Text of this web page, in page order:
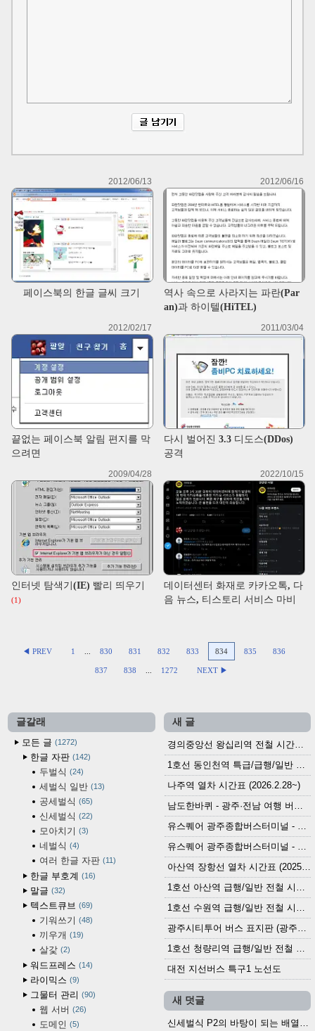
2012/06/13
페이스북의 한글 글씨 크기
2012/06/16
역사 속으로 사라지는 파란(Par
an)과 하이텔(HiTEL)
2012/02/17
끝없는 페이스북 알림 편지를 막
으려면
2011/03/04
다시 벌어진 3.3 디도스(DDos)
공격
2009/04/28
인터넷 탐색기(IE) 빨리 띄우기
(1)
2022/10/15
데이터센터 화재로 카카오톡, 다
음 뉴스, 티스토리 서비스 마비
◀ PREV 1 830 831 832 833 834 835 836
837 838 1272 NEXT ▶
글갈래
모든 글
1272
한글 자판 142
두벌식 24
세벌식 일반 13
공세벌식 65
신세벌식 22
모아치기 3
네벌식 4
여러 한글 자판 11
한글 부호계 16
말글 32
텍스트큐브 69
기워쓰기 48
끼우개 19
살갗 2
워드프레스 14
라이믹스 9
그물터 관리 90
웹 서버 26
도메인 5
새 글
경의중앙선 왕십리역 전철 시간표 (2026.4.20~)
1호선 동인천역 특급/급행/일반 전철 시간표 (2026.2.28~)
나주역 열차 시간표 (2026.2.28~)
남도한바퀴 - 광주·전남 여행 버스 노선 (2026.3.1~5.31)
유스퀘어 광주종합버스터미널 - 곡성,순천／화순,보성,율포 방면 시외버스 시간표 (2026.1.31)
유스퀘어 광주종합버스터미널 - 담양, 순창, 남원, 무주, 장수, 거창, 대구 방면 시외버스 시간표 (2026...
아산역 장항선 열차 시간표 (2025.12.30 기준) (무궁화호, ITX-마음, 새마을호, 서해금빛열차)
1호선 아산역 급행/일반 전철 시간표 (2025.12.30~)
1호선 수원역 급행/일반 전철 시간표 (2025.12.30~)
광주시티투어 버스 표지판 (광주역 정류장) (2024?)
1호선 청량리역 급행/일반 전철 시간표 · 노선도 (2025.12.30~)
대전 지선버스 특구1 노선도
새 덧글
신세벌식 P2의 바탕이 되는 배열이나 주요 기능...